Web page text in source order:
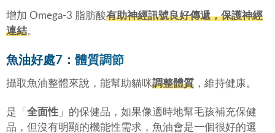
增加 Omega-3 脂肪酸有助神經訊號良好傳遞，保護神經
連結。
魚油好處7：體質調節
攝取魚油整體來說，能幫助貓咪調整體質 ，維持健康。
是「 全面性 」的保健品，如果像適時地幫毛孩補充保健
品，但沒有明顯的機能性需求，魚油會是一個很好的選